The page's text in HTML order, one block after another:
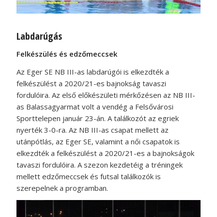
Labdarúgás
Felkészülés és edzőmeccsek
Az Eger SE NB III-as labdarúgói is elkezdték a
felkészülést a 2020/21-es bajnokság tavaszi
fordulóira. Az első előkészületi mérkőzésen az NB III-
as Balassagyarmat volt a vendég a Felsővárosi
Sporttelepen január 23-án. A találkozót az egriek
nyerték 3-0-ra. Az NB III-as csapat mellett az
utánpótlás, az Eger SE, valamint a női csapatok is
elkezdték a felkészülést a 2020/21-es a bajnokságok
tavaszi fordulóira. A szezon kezdetéig a tréningek
mellett edzőmeccsek és futsal találkozók is
szerepelnek a programban.